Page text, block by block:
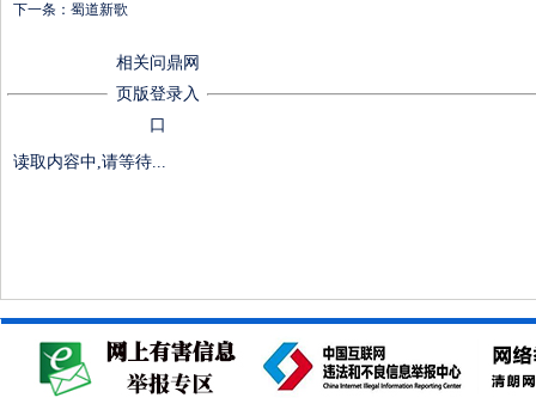
下一条： 蜀道新歌
相关问鼎网
页版登录入
口
读取内容中,请等待...